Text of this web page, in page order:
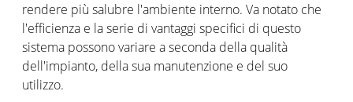
rendere più salubre l'ambiente interno. Va notato che
l'efficienza e la serie di vantaggi specifici di questo
sistema possono variare a seconda della qualità
dell'impianto, della sua manutenzione e del suo
utilizzo.